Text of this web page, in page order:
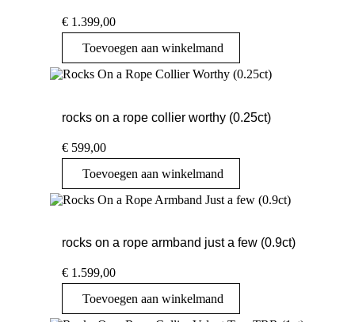
€ 1.399,00
Toevoegen aan winkelmand
rocks on a rope collier worthy (0.25ct)
€ 599,00
Toevoegen aan winkelmand
rocks on a rope armband just a few (0.9ct)
€ 1.599,00
Toevoegen aan winkelmand